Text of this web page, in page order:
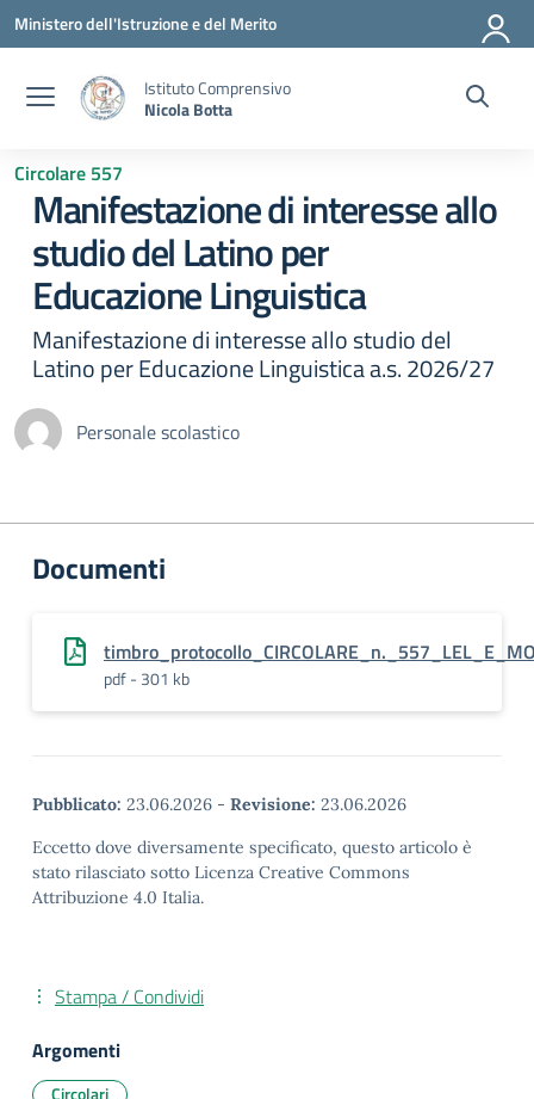
Vai ai contenuti
Vai al menu di navigazione
Vai al footer
Ministero dell'Istruzione e del Merito
Istituto Comprensivo
Nicola Botta
Circolare 557
Manifestazione di interesse allo
studio del Latino per
Educazione Linguistica
Manifestazione di interesse allo studio del
Latino per Educazione Linguistica a.s. 2026/27
Personale scolastico
Documenti
pdf - 301 kb
Pubblicato: 23.06.2026 - Revisione: 23.06.2026
Eccetto dove diversamente specificato, questo articolo è
stato rilasciato sotto Licenza Creative Commons
Attribuzione 4.0 Italia.
Stampa / Condividi
Argomenti
Circolari